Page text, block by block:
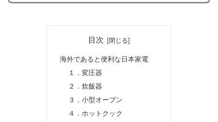
目次
海外であると便利な日本家電
１．変圧器
２．炊飯器
３．小型オーブン
４．ホットクック